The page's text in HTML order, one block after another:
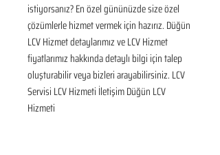
istiyorsanız? En özel gününüzde size özel
çözümlerle hizmet vermek için hazırız. Düğün
LCV Hizmet detaylarımız ve LCV Hizmet
fiyatlarımız hakkında detaylı bilgi için talep
oluşturabilir veya bizleri arayabilirsiniz. LCV
Servisi LCV Hizmeti İletişim Düğün LCV
Hizmeti